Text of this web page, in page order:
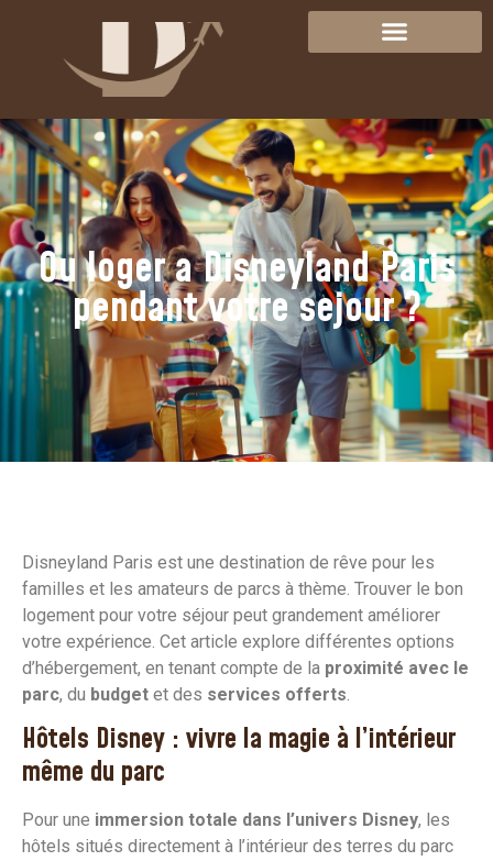
Ou loger a Disneyland Paris
pendant votre sejour ?
Disneyland Paris est une destination de rêve pour les
familles et les amateurs de parcs à thème. Trouver le bon
logement pour votre séjour peut grandement améliorer
votre expérience. Cet article explore différentes options
d’hébergement, en tenant compte de la proximité avec le
parc, du budget et des services offerts.
Hôtels Disney : vivre la magie à l’intérieur
même du parc
Pour une immersion totale dans l’univers Disney, les
hôtels situés directement à l’intérieur des terres du parc